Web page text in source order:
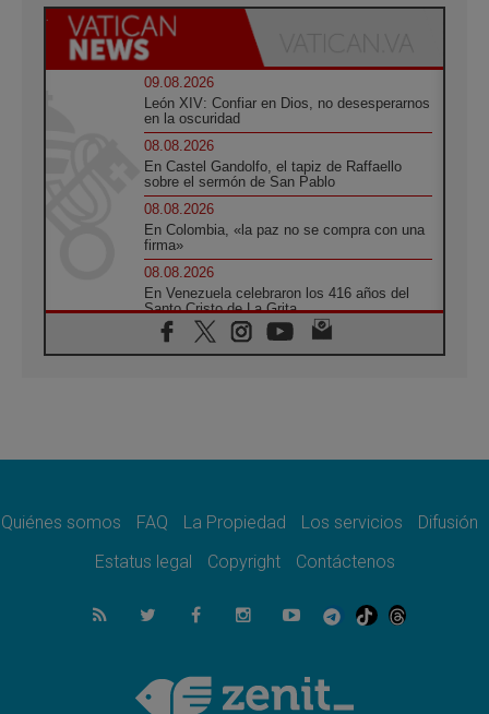
09.08.2026
León XIV: Confiar en Dios, no desesperarnos
en la oscuridad
08.08.2026
En Castel Gandolfo, el tapiz de Raffaello
sobre el sermón de San Pablo
08.08.2026
En Colombia, «la paz no se compra con una
firma»
08.08.2026
En Venezuela celebraron los 416 años del
Santo Cristo de La Grita
08.08.2026
El Papa: en Santa Ágata contemplamos la
07.08.2026
07.08.2026
crisis olvidada
Bokalic: "En Argentina el Papa León señalará
el compromiso del cristiano"
La matanza de niños en Gaza no cesa: 300
muertos en 300 días
Quiénes somos FAQ La Propiedad Los servicios
Difusión
Estatus legal
Copyright Contáctenos